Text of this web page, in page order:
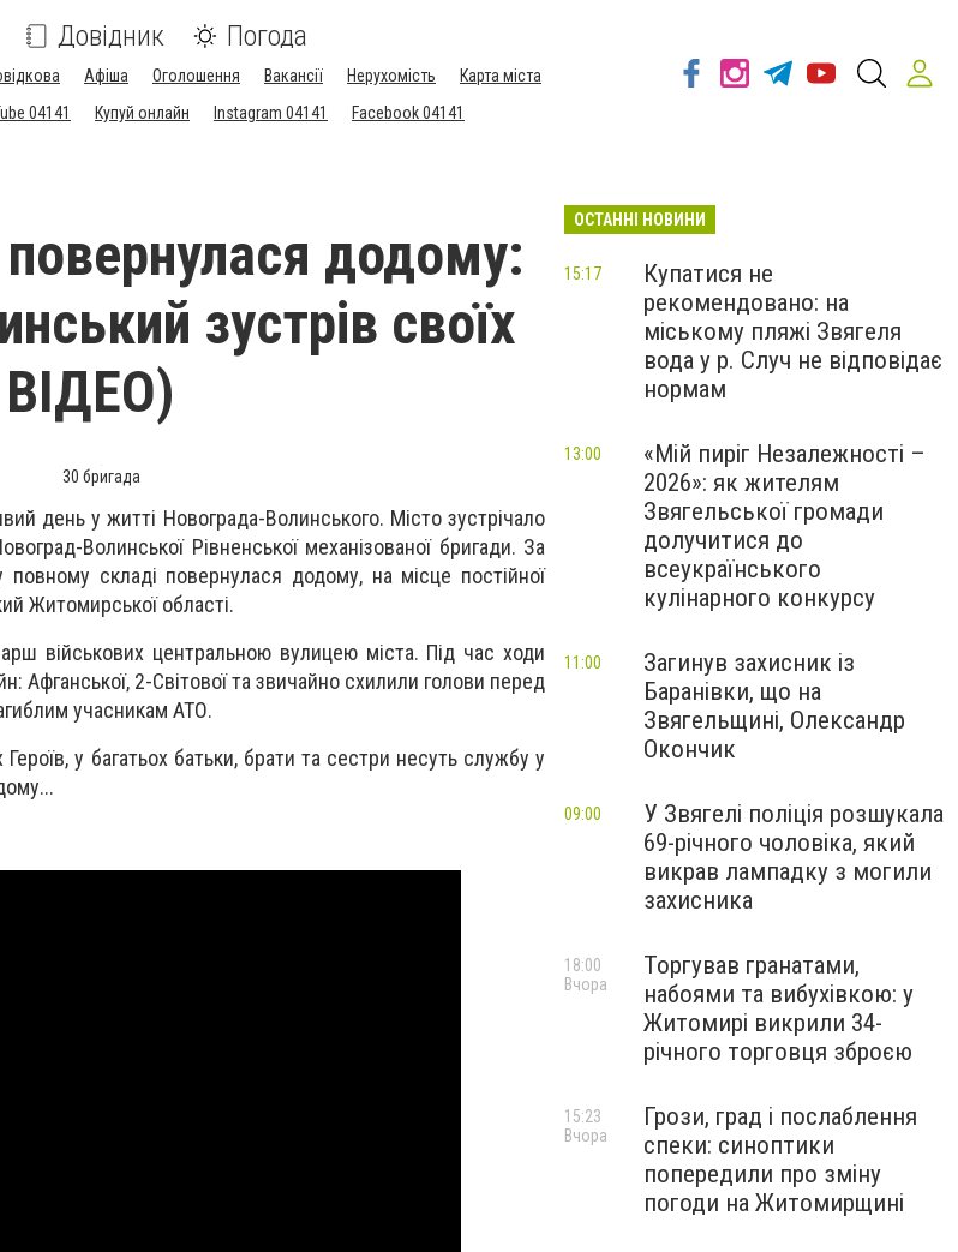
Довідник Погода
Афіша Оголошення Вакансії Нерухомість
Карта міста
04141 Купуй онлайн Instagram 04141 Facebook 04141
додому:
зустрів своїх
30 бригада
день у житті Новограда-Волинського. Місто зустрічало
Волинської Рівненської механізованої бригади. За
складі повернулася додому, на місце постійної
Житомирської області.
військових центральною вулицею міста. Під час ходи
Афганської, 2-Світової та звичайно схилили голови перед
учасникам АТО.
у багатьох батьки, брати та сестри несуть службу у
ОСТАННІ НОВИНИ
Купатися не
рекомендовано: на
міському пляжі Звягеля
вода у р. Случ не відповідає
нормам
15:17
«Мій пиріг Незалежності –
2026»: як жителям
Звягельської громади
долучитися до
всеукраїнського
кулінарного конкурсу
13:00
Загинув захисник із
Баранівки, що на
Звягельщині, Олександр
Окончик
11:00
У Звягелі поліція розшукала
69-річного чоловіка, який
викрав лампадку з могили
захисника
09:00
Торгував гранатами,
набоями та вибухівкою: у
Житомирі викрили 34-
річного торговця зброєю
18:00
Вчора
Грози, град і послаблення
спеки: синоптики
попередили про зміну
погоди на Житомирщині
15:23
Вчора